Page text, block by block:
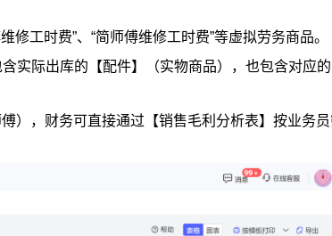
修工时费”、“简师傅维修工时费”等虚拟劳务商品。
实际出库的【配件】（实物商品），也包含对应
），财务可直接通过【销售毛利分析表】按业务